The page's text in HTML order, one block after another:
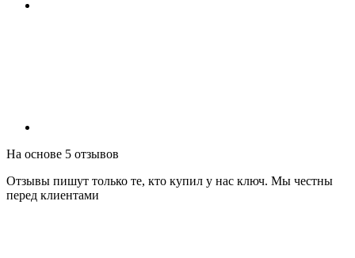
На основе 5 отзывов
Отзывы пишут только те, кто купил у нас ключ. Мы честны
перед клиентами